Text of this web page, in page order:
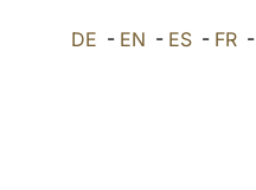
DE - EN - ES- FR-